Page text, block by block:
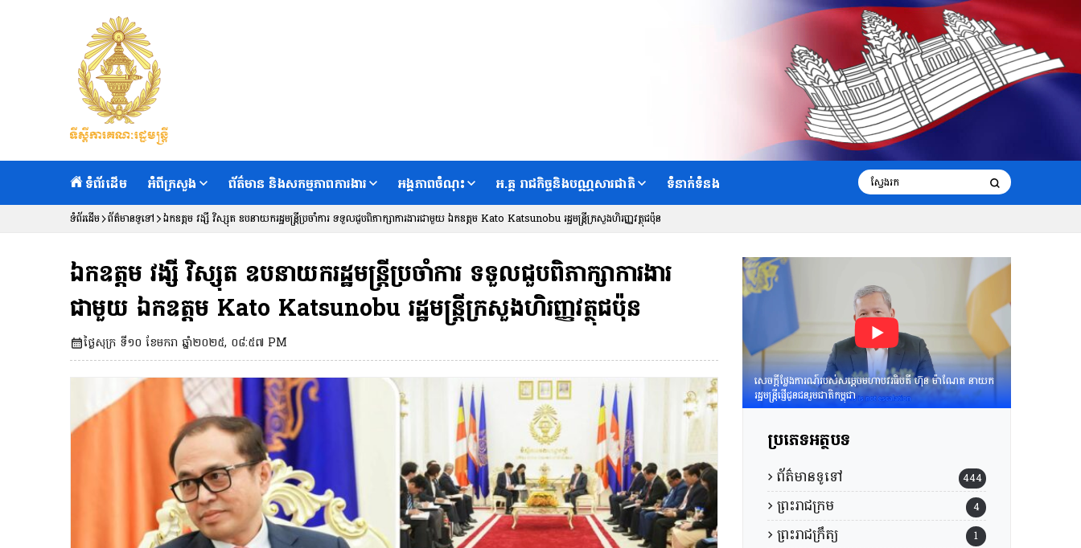
ទំព័រដើម អំពីក្រសួង ព័ត៌មាន និងសកម្មភាពការងារ អង្គភាពចំណុះ អ.គ្គ រាជកិច្ចនិងបណ្ណសារជាតិ ទំនាក់ទំនង
ទំព័រដើម ព័ត៌មានទូទៅ ឯកឧត្តម វង្សី វិស្សុត ឧបនាយករដ្ឋមន្ត្រីប្រចាំការ ទទួលជួបពិភាក្សាការងារជាមួយ ឯកឧត្តម Kato Katsunobu រដ្ឋមន្ត្រីក្រសួងហិរញ្ញវត្ថុជប៉ុន
ឯកឧត្តម វង្សី វិស្សុត ឧបនាយករដ្ឋមន្ត្រីប្រចាំការ ទទួលជួបពិភាក្សាការងារ
ជាមួយ ឯកឧត្តម Kato Katsunobu រដ្ឋមន្ត្រីក្រសួងហិរញ្ញវត្ថុជប៉ុន
ថ្ងៃសុក្រ ទី១០ ខែមករា ឆ្នាំ២០២៥, ០៨:៥៧ PM
សេចក្តីថ្លែងការណ៍របស់សម្តេចមហាបវរធិបតី ហ៊ុន ម៉ាណែត នាយក
រដ្ឋមន្រ្តីផ្ញើជូនជនរួមជាតិកម្ពុជា
ប្រភេទអត្ថបទ
ព័ត៌មានទូទៅ 444
ព្រះរាជក្រម 4
ព្រះរាជក្រឹត្យ 1